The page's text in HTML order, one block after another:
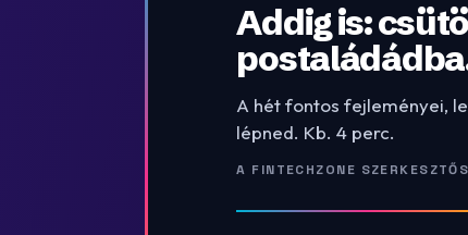
Addig is:
A hét fontos fejleményei,
lépned. Kb. 4 perc.
A FINTECHZONE